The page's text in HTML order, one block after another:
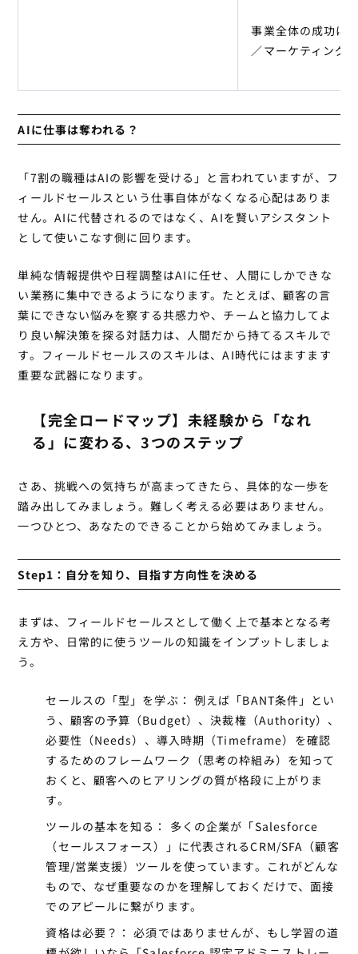
事業全体の成功に
／マーケティング
AIに仕事は奪われる？
「7割の職種はAIの影響を受ける」と言われていますが、フ
ィールドセールスという仕事自体がなくなる心配はありま
せん。AIに代替されるのではなく、AIを賢いアシスタント
として使いこなす側に回ります。
単純な情報提供や日程調整はAIに任せ、人間にしかできな
い業務に集中できるようになります。たとえば、顧客の言
葉にできない悩みを察する共感力や、チームと協力してよ
り良い解決策を探る対話力は、人間だから持てるスキルで
す。フィールドセールスのスキルは、AI時代にはますます
重要な武器になります。
【完全ロードマップ】未経験から「なれ
る」に変わる、3つのステップ
さあ、挑戦への気持ちが高まってきたら、具体的な一歩を
踏み出してみましょう。難しく考える必要はありません。
一つひとつ、あなたのできることから始めてみましょう。
Step1：自分を知り、目指す方向性を決める
まずは、フィールドセールスとして働く上で基本となる考
え方や、日常的に使うツールの知識をインプットしましょ
う。
セールスの「型」を学ぶ： 例えば「BANT条件」とい
う、顧客の予算（Budget）、決裁権（Authority）、
必要性（Needs）、導入時期（Timeframe）を確認
するためのフレームワーク（思考の枠組み）を知って
おくと、顧客へのヒアリングの質が格段に上がりま
す。
ツールの基本を知る：
多くの企業が「Salesforce
（セールスフォース）」に代表されるCRM/SFA（顧客
管理/営業支援）ツールを使っています。これがどんな
もので、なぜ重要なのかを理解しておくだけで、面接
でのアピールに繋がります。
資格は必要？： 必須ではありませんが、もし学習の道